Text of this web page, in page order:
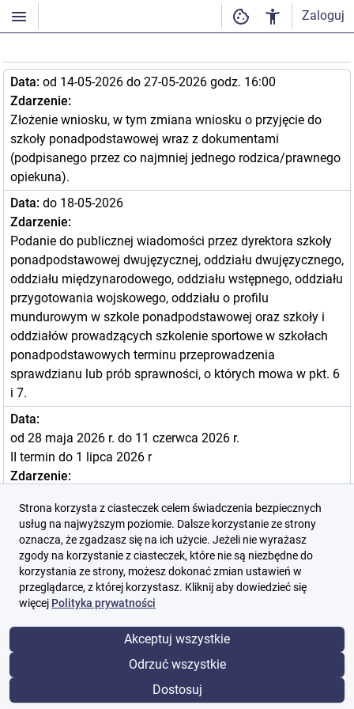
Zaloguj
Strona korzysta z ciasteczek celem świadczenia bezpiecznych
usług na najwyższym poziomie. Dalsze korzystanie ze strony
oznacza, że zgadzasz się na ich użycie. Jeżeli nie wyrażasz
zgody na korzystanie z ciasteczek, które nie są niezbędne do
korzystania ze strony, możesz dokonać zmian ustawień w
przeglądarce, z której korzystasz. Kliknij aby dowiedzieć się
więcej Polityka prywatności
Akceptuj wszystkie
Odrzuć wszystkie
Dostosuj
Data: od 14-05-2026 do 27-05-2026 godz. 16:00
Zdarzenie:
Złożenie wniosku, w tym zmiana wniosku o przyjęcie do
szkoły ponadpodstawowej wraz z dokumentami
(podpisanego przez co najmniej jednego rodzica/prawnego
opiekuna).
Data: do 18-05-2026
Zdarzenie:
Podanie do publicznej wiadomości przez dyrektora szkoły
ponadpodstawowej dwujęzycznej, oddziału dwujęzycznego,
oddziału międzynarodowego, oddziału wstępnego, oddziału
przygotowania wojskowego, oddziału o profilu
mundurowym w szkole ponadpodstawowej oraz szkoły i
oddziałów prowadzących szkolenie sportowe w szkołach
ponadpodstawowych terminu przeprowadzenia
sprawdzianu lub prób sprawności, o których mowa w pkt. 6
i 7.
Data:
od 28 maja 2026 r. do 11 czerwca 2026 r.
II termin do 1 lipca 2026 r
Zdarzenie:
Data:
od 28 maja 2026 r. do 11 czerwca 2026 r.
II termin do 1 lipca 2026 r.
Zdarzenie:
Przeprowadzenie prób sprawności fizycznej*.
od 28 maja 2026 r. do 11 czerwca 2026 r.
II termin do 1 lipca 2026 r
Zdarzenie:
Przeprowadzenie sprawdzianu kompetencji językowych,*